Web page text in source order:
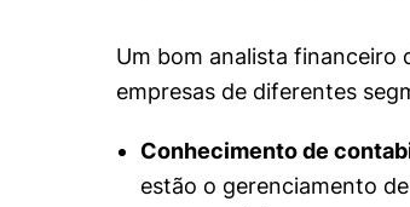
Um bom analista financeiro
empresas de diferentes
Conhecimento de
estão o gerenciamento